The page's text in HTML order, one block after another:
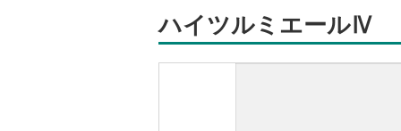
ハイツルミエールⅣ